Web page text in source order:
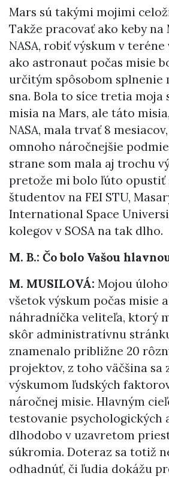
Mars sú takými mojimi
Takže pracovať ako keby na
NASA, robiť výskum v
ako astronaut počas misie
určitým spôsobom splnenie
sna. Bola to síce tretia moja
misia na Mars, ale táto
NASA, mala trvať 8
omnoho náročnejšie
strane som mala aj trochu
pretože mi bolo ľúto opustiť
študentov na FEI STU,
International Space
kolegov v SOSA na tak dlho.
M. B.: Čo bolo Vašou
M. MUSILOVÁ: Mojou
všetok výskum počas misie
náhradníčka veliteľa, ktorý
skôr administratívnu
znamenalo približne 20
projektov, z toho väčšina sa
výskumom ľudských
náročnej misie. Hlavným
testovanie psychologických
dlhodobo v uzavretom
súkromia. Doteraz sa totiž
odhadnúť, či ľudia dokážu